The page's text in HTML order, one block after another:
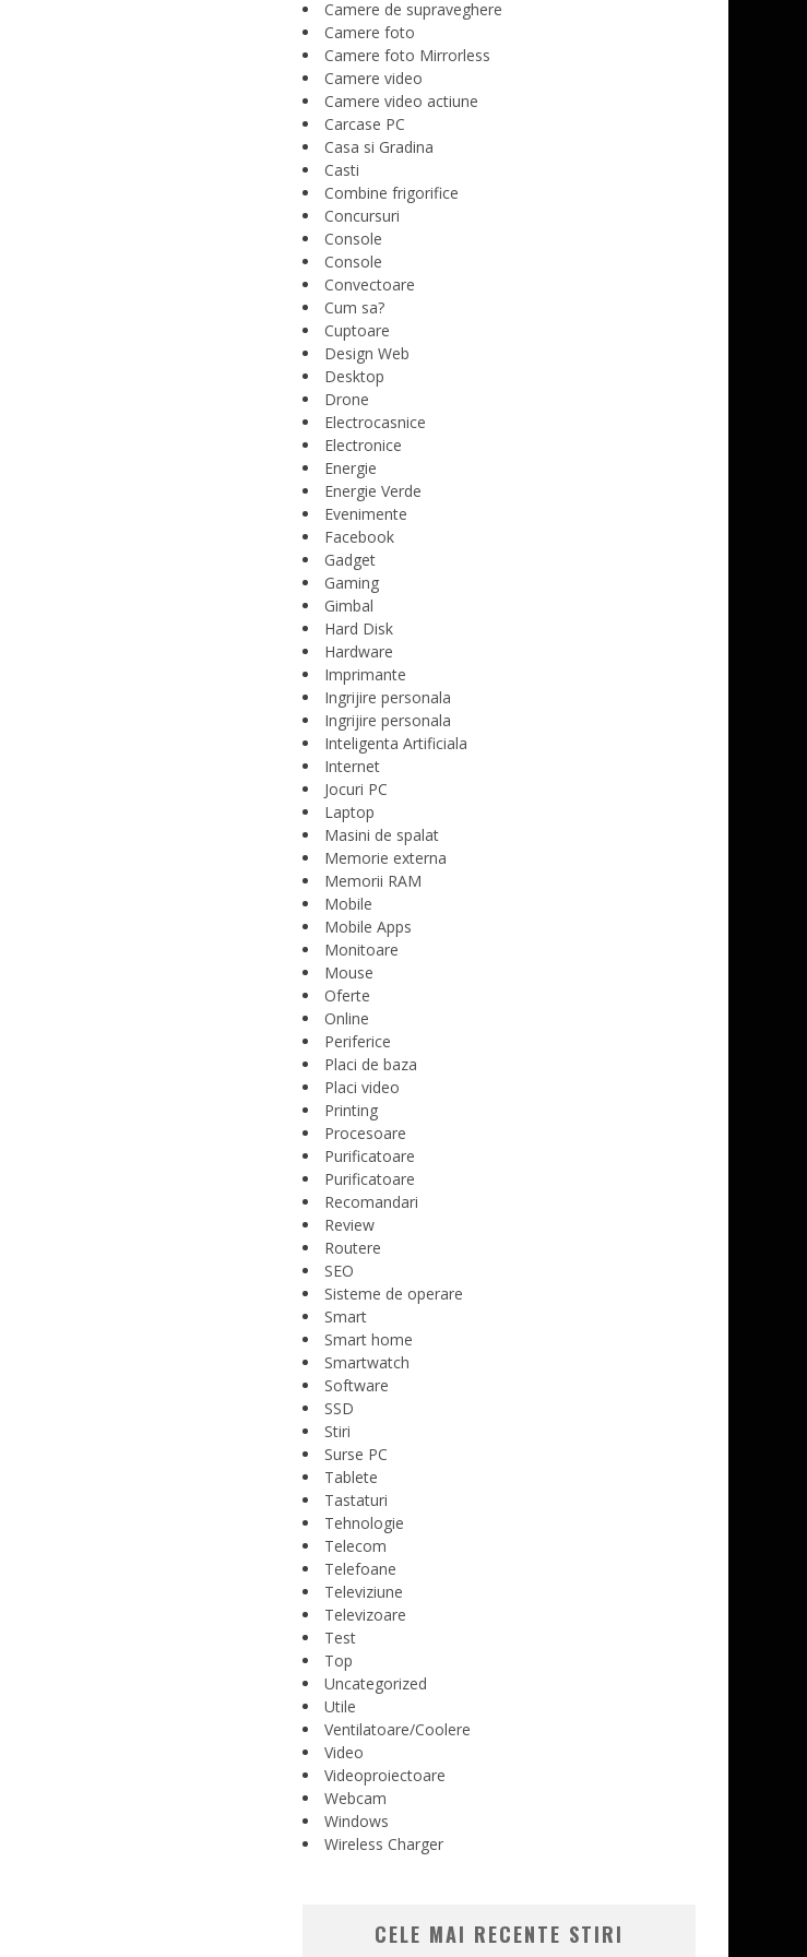
Camere de supraveghere
Camere foto
Camere foto Mirrorless
Camere video
Camere video actiune
Carcase PC
Casa si Gradina
Casti
Combine frigorifice
Concursuri
Console
Console
Convectoare
Cum sa?
Cuptoare
Design Web
Desktop
Drone
Electrocasnice
Electronice
Energie
Energie Verde
Evenimente
Facebook
Gadget
Gaming
Gimbal
Hard Disk
Hardware
Imprimante
Ingrijire personala
Ingrijire personala
Inteligenta Artificiala
Internet
Jocuri PC
Laptop
Masini de spalat
Memorie externa
Memorii RAM
Mobile
Mobile Apps
Monitoare
Mouse
Oferte
Online
Periferice
Placi de baza
Placi video
Printing
Procesoare
Purificatoare
Purificatoare
Recomandari
Review
Routere
SEO
Sisteme de operare
Smart
Smart home
Smartwatch
Software
SSD
Stiri
Surse PC
Tablete
Tastaturi
Tehnologie
Telecom
Telefoane
Televiziune
Televizoare
Test
Top
Uncategorized
Utile
Ventilatoare/Coolere
Video
Videoproiectoare
Webcam
Windows
Wireless Charger
CELE MAI RECENTE STIRI